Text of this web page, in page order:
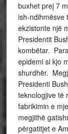
buxhet prej 7
ish-ndihmësve
ekzistonte një
Presidentit
kombëtar.
epidemi si kjo
shurdhër.
Presidenti
teknologjive të
fabrikimin e
megjithë
përgatitjet e